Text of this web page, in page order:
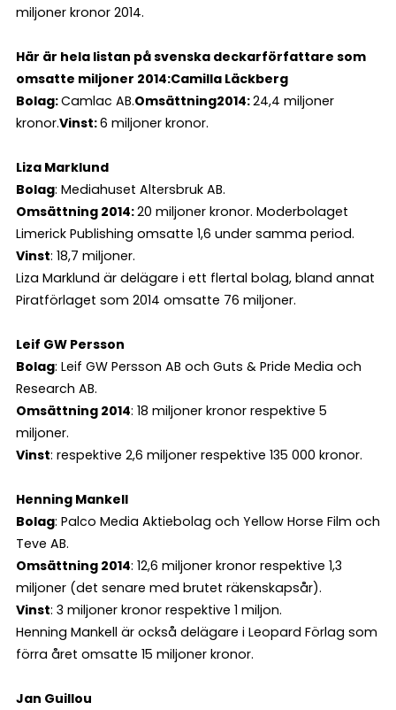
miljoner kronor 2014.
Här är hela listan på svenska deckarförfattare som
omsatte miljoner 2014:Camilla Läckberg
Bolag:Camlac AB.Omsättning2014:24,4 miljoner
kronor.Vinst:6 miljoner kronor.
Liza Marklund
Bolag: Mediahuset Altersbruk AB.
Omsättning 2014:20 miljoner kronor. Moderbolaget
Limerick Publishing omsatte 1,6 under samma period.
Vinst: 18,7 miljoner.
Liza Marklund är delägare i ett flertal bolag, bland annat
Piratförlaget som 2014 omsatte 76 miljoner.
Leif GW Persson
Bolag: Leif GW Persson AB och Guts & Pride Media och
Research AB.
Omsättning 2014: 18 miljoner kronor respektive 5
miljoner.
Vinst: respektive 2,6 miljoner respektive 135 000 kronor.
Henning Mankell
Bolag: Palco Media Aktiebolag och Yellow Horse Film och
Teve AB.
Omsättning 2014: 12,6 miljoner kronor respektive 1,3
miljoner (det senare med brutet räkenskapsår).
Vinst: 3 miljoner kronor respektive 1 miljon.
Henning Mankell är också delägare i Leopard Förlag som
förra året omsatte 15 miljoner kronor.
Jan Guillou